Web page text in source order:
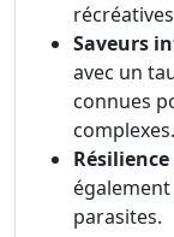
Saveurs
avec un
connues
complexes.
Résilience
parasites.